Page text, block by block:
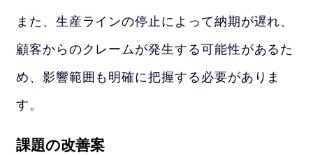
また、生産ラインの停止によって納期が遅れ、
顧客からのクレームが発生する可能性があるた
め、影響範囲も明確に把握する必要がありま
す。
課題の改善案